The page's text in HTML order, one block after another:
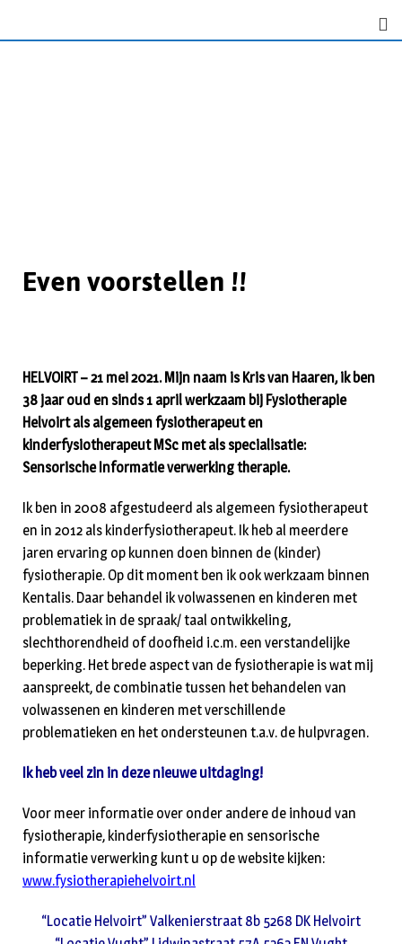
Even voorstellen !!
HELVOIRT – 21 mei 2021. Mijn naam is Kris van Haaren, ik ben
38 jaar oud en sinds 1 april werkzaam bij Fysiotherapie
Helvoirt als algemeen fysiotherapeut en
kinderfysiotherapeut MSc met als specialisatie:
Sensorische Informatie verwerking therapie.
Ik ben in 2008 afgestudeerd als algemeen fysiotherapeut
en in 2012 als kinderfysiotherapeut. Ik heb al meerdere
jaren ervaring op kunnen doen binnen de (kinder)
fysiotherapie. Op dit moment ben ik ook werkzaam binnen
Kentalis. Daar behandel ik volwassenen en kinderen met
problematiek in de spraak/ taal ontwikkeling,
slechthorendheid of doofheid i.c.m. een verstandelijke
beperking. Het brede aspect van de fysiotherapie is wat mij
aanspreekt, de combinatie tussen het behandelen van
volwassenen en kinderen met verschillende
problematieken en het ondersteunen t.a.v. de hulpvragen.
Ik heb veel zin in deze nieuwe uitdaging!
Voor meer informatie over onder andere de inhoud van
fysiotherapie, kinderfysiotherapie en sensorische
informatie verwerking kunt u op de website kijken:
www.fysiotherapiehelvoirt.nl
“Locatie Helvoirt” Valkenierstraat 8b 5268 DK Helvoirt